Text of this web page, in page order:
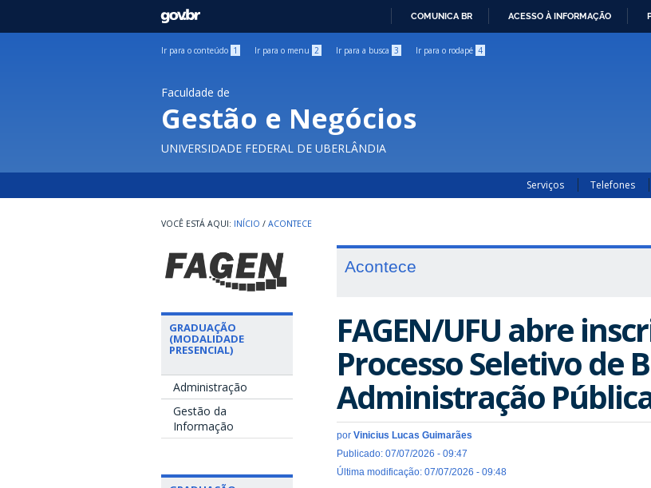
GOVBR
COMUNICA BR ACESSO À INFORMAÇÃO
Ir para o conteúdo 1 Ir para o menu 2 Ir para a busca 3 Ir para o rodapé 4
Faculdade de
Gestão e Negócios
UNIVERSIDADE FEDERAL DE UBERLÂNDIA
Serviços Telefones
INÍCIO / ACONTECE
GRADUAÇÃO
(MODALIDADE
PRESENCIAL)
Administração
Gestão da
Informação
Acontece
FAGEN/UFU abre
Processo Seletivo de
Administração
por Vinicius Lucas Guimarães
Publicado: 07/07/2026 - 09:47
Última modificação: 07/07/2026 - 09:48